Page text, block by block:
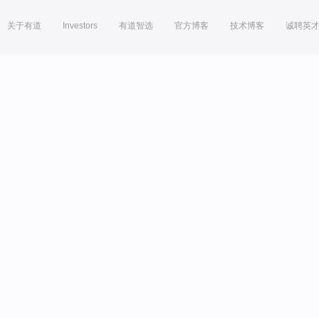
关于有道 Investors 有道智选 官方博客 技术博客 诚聘英才